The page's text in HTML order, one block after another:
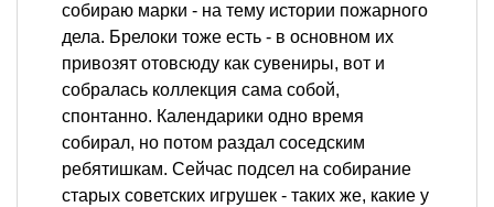
собираю марки - на тему истории пожарного
дела. Брелоки тоже есть - в основном их
привозят отовсюду как сувениры, вот и
собралась коллекция сама собой,
спонтанно. Календарики одно время
собирал, но потом раздал соседским
ребятишкам. Сейчас подсел на собирание
старых советских игрушек - таких же, какие у